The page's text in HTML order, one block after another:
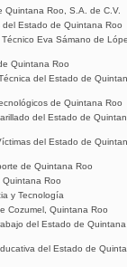
Quintana Roo, S.A. de C.V.
Estado de Quintana Roo
Eva Sámano de
Quintana Roo
del Estado de
de Quintana Roo
del Estado de
del Estado de
de Quintana Roo
Roo
y Tecnologí­a
Cozumel, Quintana Roo
del Estado de Quintana
del Estado de